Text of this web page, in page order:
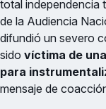
total independencia
de la Audiencia
difundió un severo
sido víctima de
para
mensaje de